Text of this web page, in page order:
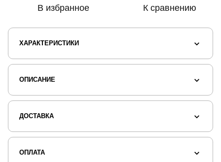
В избранное К сравнению
ХАРАКТЕРИСТИКИ
ОПИСАНИЕ
ДОСТАВКА
ОПЛАТА